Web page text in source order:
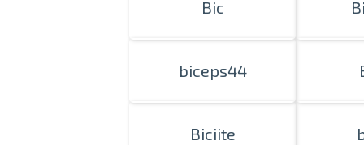
Bic
biceps44
Biciite